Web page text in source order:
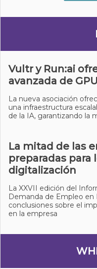
Vultr y Run:ai
avanzada de GPU
La nueva asociación
una infraestructura
de la IA, garantizando la
La mitad de las
preparadas para
digitalización
La XXVII edición del
Demanda de Empleo en
conclusiones sobre el
en la empresa